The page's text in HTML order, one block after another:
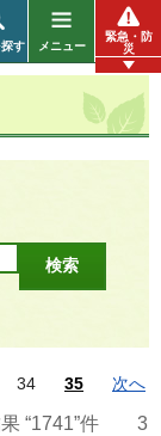
す メニュー
緊急・防
災
34 35 次へ
“1741”件
3